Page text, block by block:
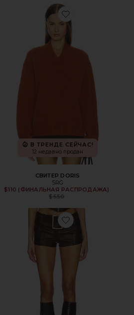
Favorite СВИТЕР DORIS
В ТРЕНДЕ СЕЙЧАС!
12 недавно продан
СВИТЕР DORIS
SRG
$110 (ФИНАЛЬНАЯ РАСПРОДАЖА)
Previous price:
$550
Favorite ШОРТЫ MELANIA